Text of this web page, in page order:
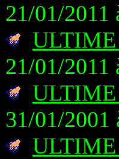
21/01/2011
21/01/2011
31/01/2001